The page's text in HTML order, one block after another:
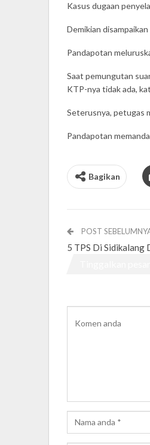
Kasus dugaan
Demikian
Pandapotan
Saat pemungutan
KTP-nya tidak ada,
Seterusnya, petugas
Pandapotan
Bagikan
POST
5 TPS Di Sidikalang